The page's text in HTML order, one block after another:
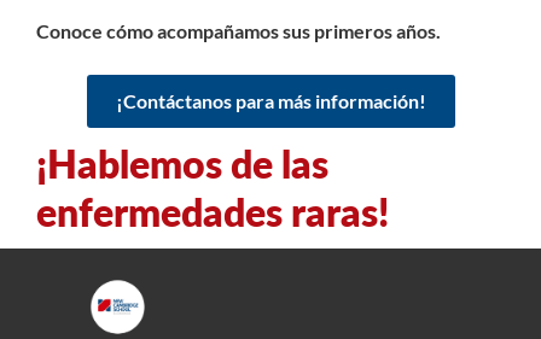
Conoce cómo acompañamos sus primeros años.
¡Contáctanos para más información!
¡Hablemos de las
enfermedades raras!